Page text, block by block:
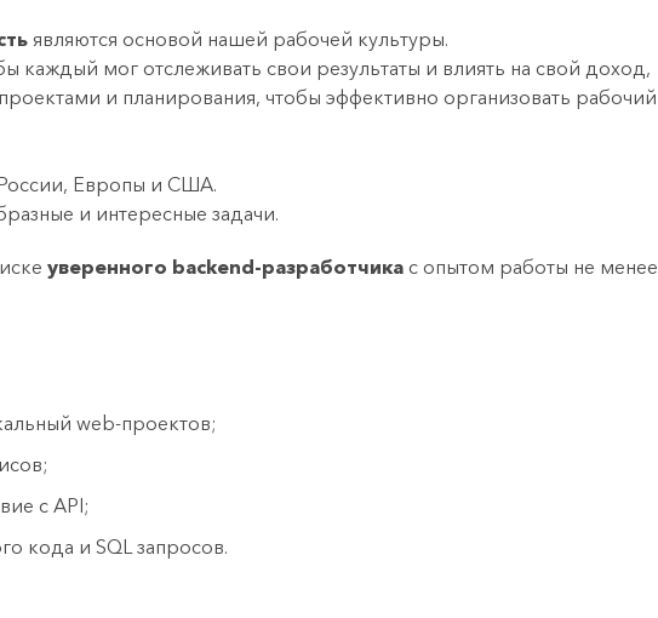
являются основой нашей рабочей культуры.
каждый мог отслеживать свои результаты и влиять на свой доход,
и планирования, чтобы эффективно организовать рабочий
Европы и США.
и интересные задачи.
уверенного backend-разработчика с опытом работы не менее
web-проектов;
с API;
кода и SQL запросов.